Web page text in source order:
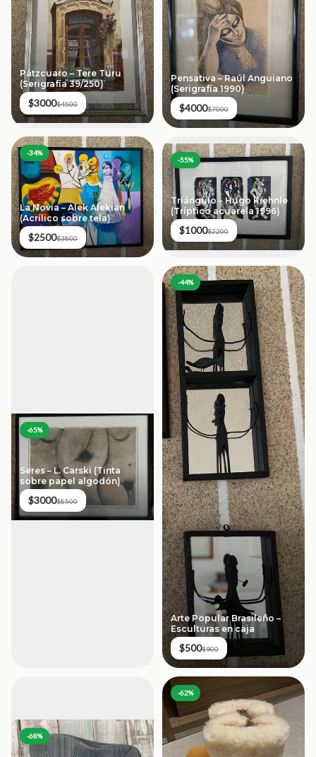
Pátzcuaro – Tere Turu
(Serigrafía 39/250)
$3000$4500
Pensativa – Raúl Anguiano
(Serigrafía 1990)
$4000$7000
-34%
La Novia – Alek Alekian
(Acrílico sobre tela)
$2500$3800
-55%
Triángulo – Hugo Kiehnle
(Tríptico acuarela 1996)
$1000$2200
-65%
Seres – L. Carski (Tinta
sobre papel algodón)
$3000$8500
-44%
Arte Popular Brasileño –
Esculturas en caja
$500$900
-68%
-62%